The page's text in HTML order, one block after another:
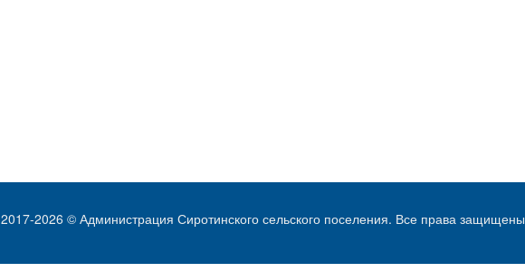
2017-2026 © Администрация Сиротинского сельского поселения. Все права защищены